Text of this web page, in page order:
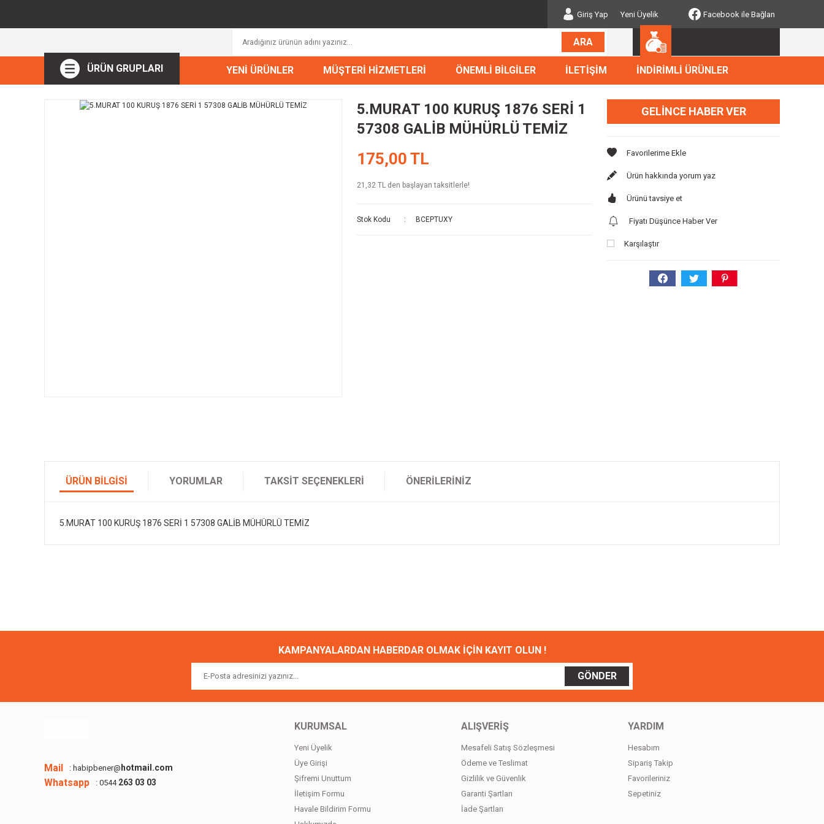
Giriş Yap Yeni Üyelik Facebook ile Bağlan
ARA
ÜRÜN GRUPLARI YENİ ÜRÜNLER MÜŞTERİ HİZMETLERİ ÖNEMLİ BİLGİLER İLETİŞİM İNDİRİMLİ ÜRÜNLER
5.MURAT 100 KURUŞ 1876 SERİ 1
57308 GALİB MÜHÜRLÜ TEMİZ
175,00 TL
21,32 TL den başlayan taksitlerle!
Stok Kodu BCEPTUXY
GELINCE HABER VER
Ürün hakkında yorum yaz
Ürünü tavsiye et
Fiyatı Düşünce Haber Ver
Karşılaştır
ÜRÜN BILGISI YORUMLAR TAKSIT SEÇENEKLERI ÖNERILERINIZ
5.MURAT 100 KURUŞ 1876 SERİ 1 57308 GALİB MÜHÜRLÜ TEMİZ
Bu ürüne benzer farklı alternatifler olmalı.
KAMPANYALARDAN HABERDAR OLMAK İÇİN KAYIT OLUN !
GÖNDER
Mail : habipbener@ hotmail.com
Whatsapp : 0544263 03 03
KURUMSAL
Yeni Üyelik
Üye Girişi
Şifremi Unuttum
İletişim Formu
Havale Bildirim Formu
ALIŞVERİŞ
Mesafeli Satış Sözleşmesi
Ödeme ve Teslimat
Gizlilik ve Güvenlik
Garanti Şartları
İade Şartları
YARDIM
Hesabım
Sipariş Takip
Favorileriniz
Sepetiniz